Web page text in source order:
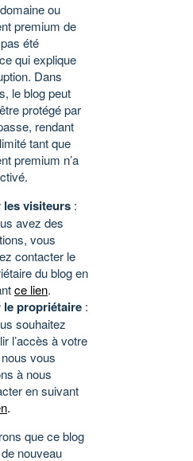
ou
premium de
été
qui explique
Dans
le blog peut
protégé par
rendant
tant que
premium n’a
les visiteurs :
avez des
vous
contacter le
du blog en
ce lien.
le propriétaire :
souhaitez
l’accès à votre
vous
à nous
en suivant
.
que ce blog
nouveau